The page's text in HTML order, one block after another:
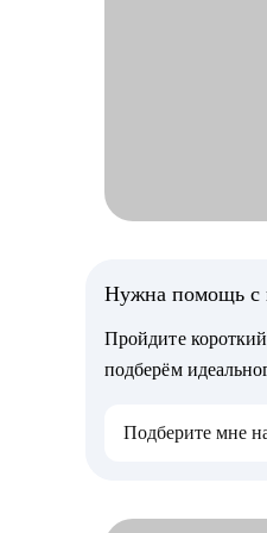
Нужна помощь с
Пройдите
подберём
Подберите мне